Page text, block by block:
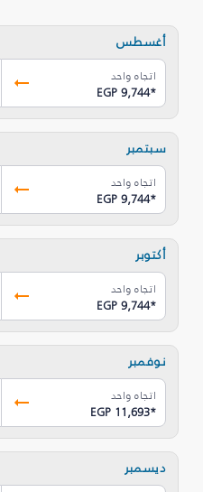
أغسطس
اتجاه واحد
EGP 9,744*
سبتمبر
اتجاه واحد
EGP 9,744*
أكتوبر
اتجاه واحد
EGP 9,744*
نوفمبر
اتجاه واحد
EGP 11,693*
ديسمبر